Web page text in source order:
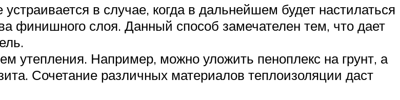
в случае, когда в дальнейшем будет настилаться
финишного слоя. Данный способ замечателен тем, что дает
утепления. Например, можно уложить пеноплекс на грунт, а
Сочетание различных материалов теплоизоляции даст